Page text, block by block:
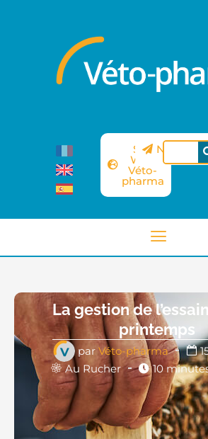
Site
Web
Véto-
pharma
La gestion de
printemps
parVéto-pharma
Au Rucher
10